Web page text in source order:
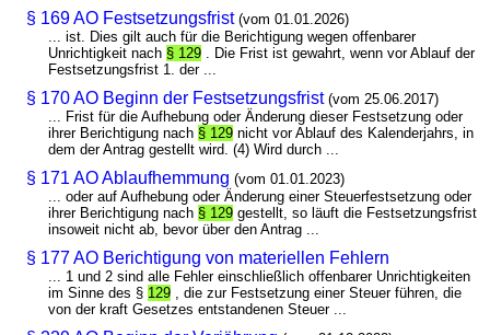
§ 169 AO Festsetzungsfrist (vom 01.01.2026)
... ist. Dies gilt auch für die Berichtigung wegen offenbarer
Unrichtigkeit nach § 129 . Die Frist ist gewahrt, wenn vor Ablauf der
Festsetzungsfrist 1. der ...
§ 170 AO Beginn der Festsetzungsfrist (vom 25.06.2017)
... Frist für die Aufhebung oder Änderung dieser Festsetzung oder
ihrer Berichtigung nach § 129 nicht vor Ablauf des Kalenderjahrs, in
dem der Antrag gestellt wird. (4) Wird durch ...
§ 171 AO Ablaufhemmung (vom 01.01.2023)
... oder auf Aufhebung oder Änderung einer Steuerfestsetzung oder
ihrer Berichtigung nach § 129 gestellt, so läuft die Festsetzungsfrist
insoweit nicht ab, bevor über den Antrag ...
§ 177 AO Berichtigung von materiellen Fehlern
... 1 und 2 sind alle Fehler einschließlich offenbarer Unrichtigkeiten
im Sinne des § 129 , die zur Festsetzung einer Steuer führen, die
von der kraft Gesetzes entstandenen Steuer ...